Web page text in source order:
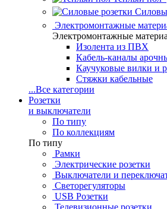
Электромонтажные
Электромонтажные
Изолента из ПВХ
Кабель-каналы
Каучуковые вилки и
Стяжки кабельные
...Все категории
Розетки
и выключатели
По типу
По коллекциям
По типу
Рамки
Электрические розетки
Выключатели и
Светорегуляторы
USB Розетки
Телевизионные розетки